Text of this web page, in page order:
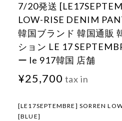
7/20発送
LOW-RISE DENIM
韓国ブランド 韓国通販
ション LE 17
ー le 917韓国 店舗
¥25,700 tax in
[LE17SEPTEMBRE] SORREN
[BLUE]